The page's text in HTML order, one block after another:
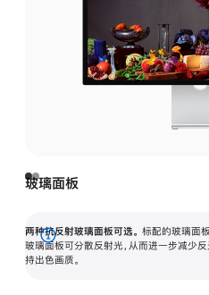
玻璃面板
两种抗反射玻璃面板可选。 标配的玻璃面
玻璃面板可分散反射光，从而进一步减少
持出色画质。
展
开